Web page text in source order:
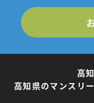
高
高知県のマンスリ